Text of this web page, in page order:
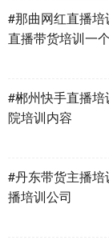
#那曲网红直播
直播带货培训一
#郴州快手直播
院培训内容
#丹东带货主播
播培训公司